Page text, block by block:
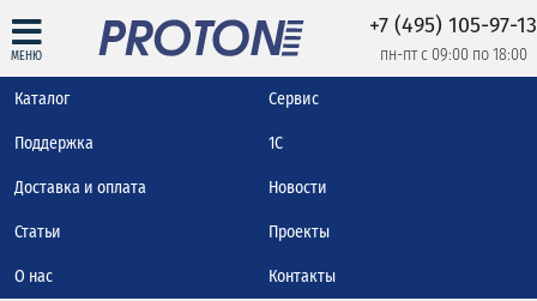
МЕНЮ
+7 (495) 105-97-13
пн-пт с 09:00 по 18:00
Каталог Сервис
Поддержка 1С
Доставка и оплата Новости
Статьи Проекты
О нас Контакты